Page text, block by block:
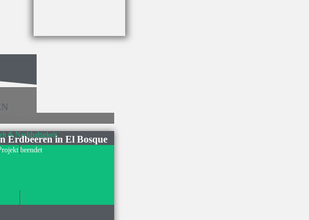
& Nachhaltigkeit
Erdbeeren in El Bosque
beendet